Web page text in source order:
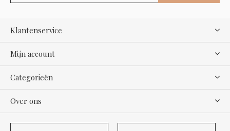
Klantenservice
Mijn account
Categorieën
Over ons